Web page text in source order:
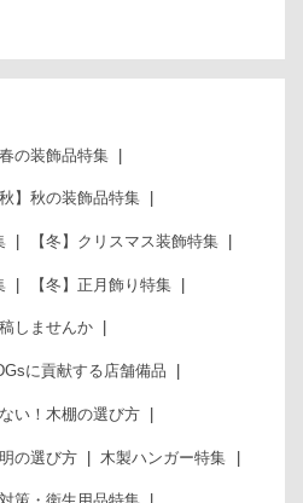
春の装飾品特集
秋】秋の装飾品特集
【冬】クリスマス装飾特集
【冬】正月飾り特集
しませんか
に貢献する店舗備品
い！木棚の選び方
の選び方 木製ハンガー特集